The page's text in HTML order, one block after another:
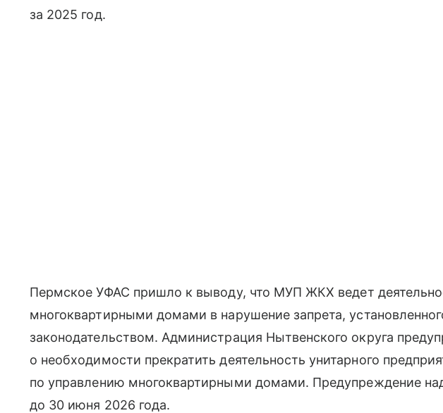
за 2025 год.
Пермское УФАС пришло к выводу, что МУП ЖКХ ведет
многоквартирными домами в нарушение запрета,
законодательством. Администрация Нытвенского округа
о необходимости прекратить деятельность унитарного
по управлению многоквартирными домами. Предупреждение
до 30 июня 2026 года.